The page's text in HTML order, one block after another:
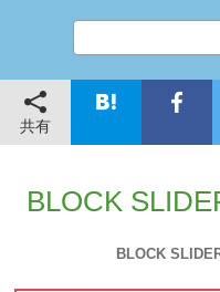
共有
BLOCK
BLOCK